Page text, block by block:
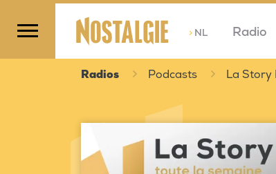
>NL Radio
Radios Podcasts La Story